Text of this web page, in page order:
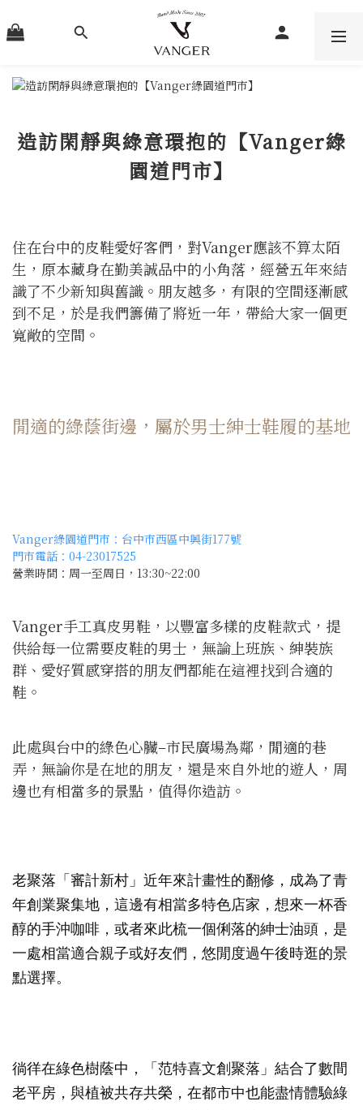
造訪閑靜與綠意環抱的【Vanger綠
園道門市】
住在台中的皮鞋愛好客們，對Vanger應該不算太陌
生，原本藏身在勤美誠品中的小角落，經營五年來結
識了不少新知與舊識。朋友越多，有限的空間逐漸感
到不足，於是我們籌備了將近一年，帶給大家一個更
寬敞的空間。
閒適的綠蔭街邊，屬於男士紳士鞋履的基地
Vanger綠園道門市： 台中市西區中興街177號
門市電話：04-23017525
營業時間：周一至周日，13:30~22:00
Vanger手工真皮男鞋，以豐富多樣的皮鞋款式，提
供給每一位需要皮鞋的男士，無論上班族、紳裝族
群、愛好質感穿搭的朋友們都能在這裡找到合適的
鞋。
此處與台中的綠色心臟–市民廣場為鄰，閒適的巷
弄，無論你是在地的朋友，還是來自外地的遊人，周
邊也有相當多的景點，值得你造訪。
老聚落「審計新村」近年來計畫性的翻修，成為了青
年創業聚集地，這邊有相當多特色店家，想來一杯香
醇的手沖咖啡，或者來此梳一個俐落的紳士油頭，是
一處相當適合親子或好友們，悠閒度過午後時逛的景
點選擇。
徜徉在綠色樹蔭中，「范特喜文創聚落」結合了數間
老平房，與植被共存共榮，在都市中也能盡情體驗綠